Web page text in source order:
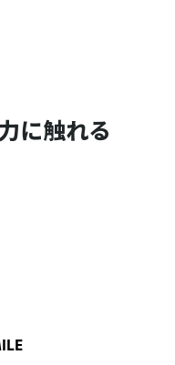
に触れる